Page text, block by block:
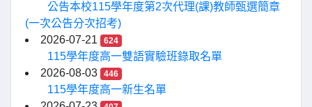
公告本校115學年度第2次代理(課)教師甄選簡章
(一次公告分次招考)
2026-07-21
624
115學年度高一雙語實驗班錄取名單
2026-08-03
446
115學年度高一新生名單